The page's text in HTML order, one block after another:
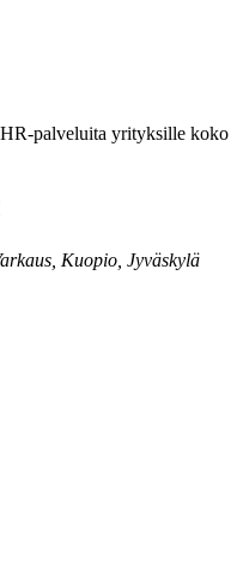
palveluita yrityksille koko
Kuopio, Jyväskylä